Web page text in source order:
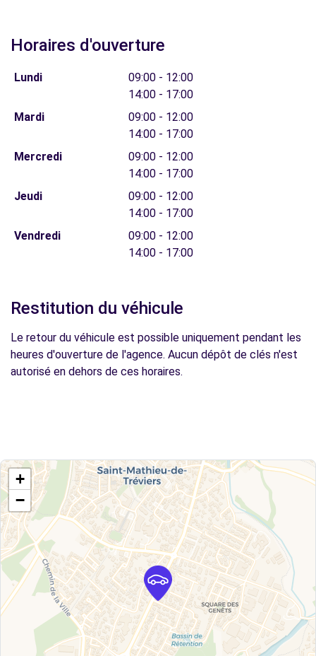
Horaires d'ouverture
Lundi
09:00 - 12:00
14:00 - 17:00
Mardi
09:00 - 12:00
14:00 - 17:00
Mercredi
09:00 - 12:00
14:00 - 17:00
Jeudi
09:00 - 12:00
14:00 - 17:00
Vendredi
09:00 - 12:00
14:00 - 17:00
Restitution du véhicule
Le retour du véhicule est possible uniquement pendant les
heures d'ouverture de l'agence. Aucun dépôt de clés n'est
autorisé en dehors de ces horaires.
+
−